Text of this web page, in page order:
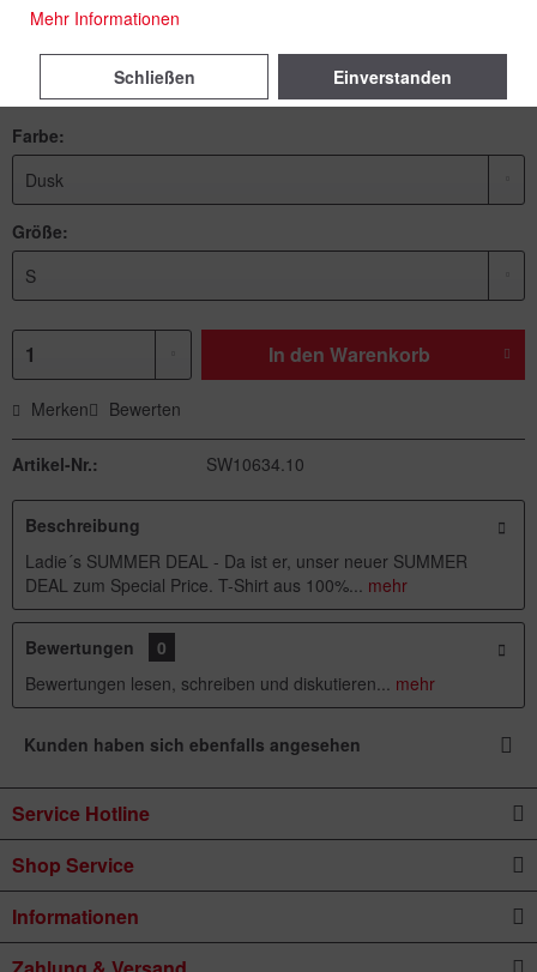
64,90 € *
inkl. MwSt.zzgl. Versandkosten
Lieferzeit 5 Werktage
Farbe:
Größe:
In den Warenkorb
Merken Bewerten
Artikel-Nr.: SW10634.10
Beschreibung
Ladie´s SUMMER DEAL - Da ist er, unser neuer SUMMER
DEAL zum Special Price. T-Shirt aus 100%... mehr
Bewertungen
0
Bewertungen lesen, schreiben und diskutieren... mehr
Kunden haben sich ebenfalls angesehen
Service Hotline
Shop Service
Informationen
Mehr Informationen
Einverstanden
Schließen